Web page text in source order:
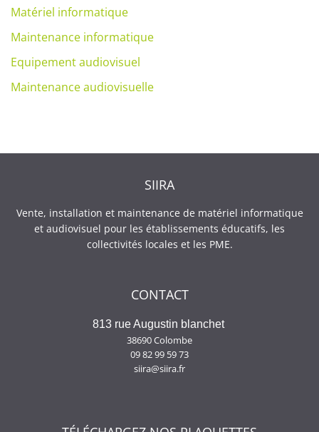
Matériel informatique
Maintenance informatique
Equipement audiovisuel
Maintenance audiovisuelle
SIIRA
Vente, installation et maintenance de matériel informatique
et audiovisuel pour les établissements éducatifs, les
collectivités locales et les PME.
CONTACT
813 rue Augustin blanchet
38690 Colombe
09 82 99 59 73
siira@siira.fr